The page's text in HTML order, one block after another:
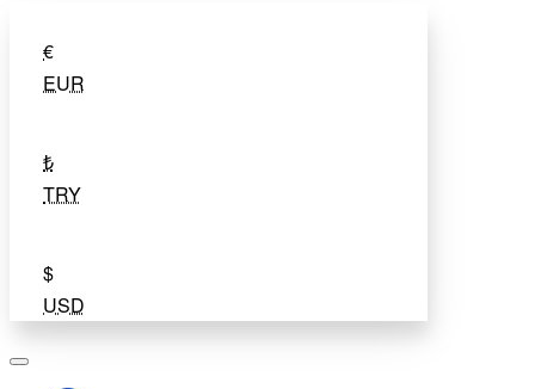
€
EUR
₺
TRY
$
USD